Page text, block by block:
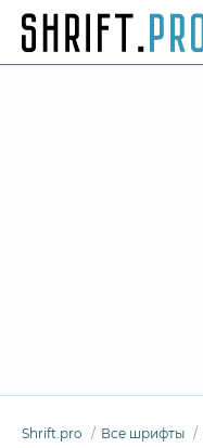
Shrift.pro Все шрифты